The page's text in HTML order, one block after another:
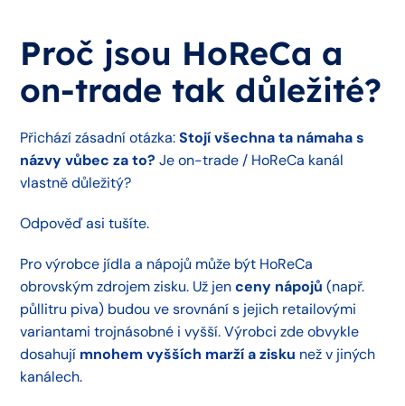
Proč jsou HoReCa a
on-trade tak důležité?
Přichází zásadní otázka:Stojí všechna ta námaha s
názvy vůbec za to?Je on-trade / HoReCa kanál
vlastně důležitý?
Odpověď asi tušíte.
Pro výrobce jídla a nápojů může být HoReCa
obrovským zdrojem zisku. Už jenceny nápojů(např.
půllitru piva) budou ve srovnání s jejich retailovými
variantami trojnásobné i vyšší. Výrobci zde obvykle
dosahují mnohem vyšších marží a zisku než v jiných
kanálech.